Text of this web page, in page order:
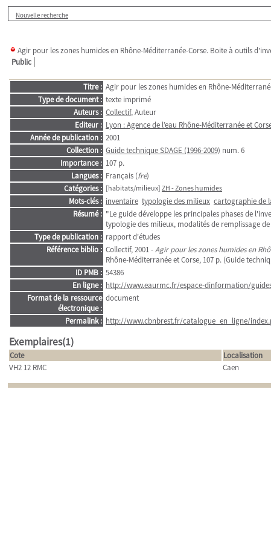
Nouvelle recherche
Agir pour les zones humides en Rhône-Méditerranée-Corse. Boite à outils
Public
Titre : Agir pour les zones humides en Rhône-
Type de document : texte imprimé
Auteurs : Collectif, Auteur
Editeur : Lyon : Agence de l’eau Rhône-Méditerranée et
Année de publication : 2001
Collection : Guide technique SDAGE (1996-2009) num. 6
Importance : 107 p.
Langues : Français (fre)
Catégories : [habitats/milieux] ZH - Zones humides
Mots-clés : inventaire typologie des milieux cartographie de
Résumé : "Le guide développe les principales phases de
typologie des milieux, modalités de remplissage
Type de publication : rapport d'études
Référence biblio : Collectif, 2001 -Agir pour les zones humides en
Rhône-Méditerranée et Corse, 107 p. (Guide
ID PMB : 54386
En ligne : http://www.eaurmc.fr/espace-dinformation/
Format de la ressource
électronique :
document
Permalink : http://www.cbnbrest.fr/catalogue_en_ligne/
Exemplaires(1)
Cote Localisation
VH2 12 RMC
Caen